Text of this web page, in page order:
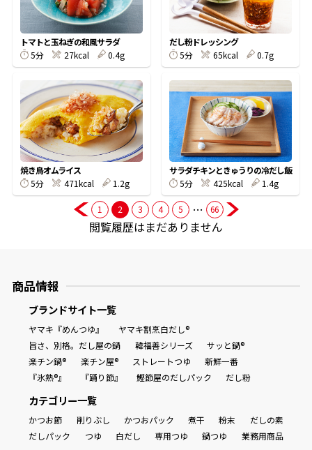
商品情報一覧
おすすめサイト
新鮮一番
氷熟®︎
だしパック
トマトと玉ねぎの和風サラダ
5分
27kcal 0.4g
だし粉ドレッシング
5分
65kcal 0.7g
焼き鳥オムライス
5分
471kcal 1.2g
サラダチキンときゅうりの冷だし飯
5分
425kcal 1.4g
1 2 3 4 5 … 66
閲覧履歴はまだありません
商品情報
ブランドサイト一覧
ヤマキ『めんつゆ』
ヤマキ割烹白だし®
旨さ、別格。だし屋の鍋
韓福善シリーズ
サッと鍋®
楽チン鍋®
楽チン屋® ストレートつゆ
新鮮一番
『氷熟®』
『踊り節』 鰹節屋のだしパック だし粉
カテゴリー一覧
かつお節 削りぶし かつおパック 煮干 粉末
だしの素
だしパック
つゆ 白だし 専用つゆ 鍋つゆ 業務用商品